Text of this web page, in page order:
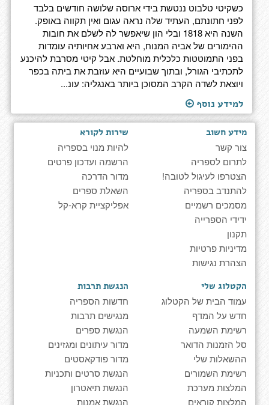
כשקיטי טלבוט ננטשת בידי ארוסה שלושה חודשים בלבד
לפני חתונתם, העתיד שלה נראה עגום ואין תקווה באופק.
השנה היא 1818 ובלי הון שיאפשר לה לשלם את חובות
ההימורים של אביה המנוח, היא וארבע אחיותיה עומדות
בפני התמוטטות כלכלית מוחלטת. אבל קיטי מסרבת להיכנע
לתכתיבי הגורל, ובתוך שבועיים היא עוזבת את ביתה בכפר
ויוצאת לשדה הקרב המסוכן ביותר באנגליה: עונ...
למידע נוסף
מידע חשוב
צור קשר
לתרום לספריה
הצטרפו לעיגול לטובה!
להתנדב בספריה
מסמכים רשמיים
ידידי הספרייה
תקנון
מדיניות פרטיות
הצהרת נגישות
שירות לקורא
להיות מנוי בספריה
הרשמה ועדכון פרטים
מדור הדרכה
השאלת ספרים
אפליקציית קרא-קל
הקטלוג שלי
עמוד הבית של הקטלוג
חדש על המדף
רשימת השמעה
סל הזמנות הדואר
ההשאלות שלי
רשימת השמורים
המלצות מערכת
המלצות קוראים
הנגשת תרבות
חדשות הספריה
מנגישים תרבות
הנגשת ספרים
מדור עיתונים ומגזינים
מדור פודקאסטים
הנגשת סרטים ותכניות
הנגשת תיאטרון
הנגשת אמנות